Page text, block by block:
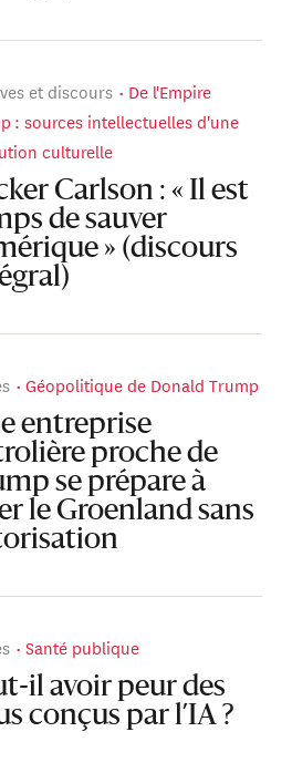
et discours
De l'Empire
: sources intellectuelles d'une
culturelle
Carlson : « Il est
de sauver
» (discours
Géopolitique de Donald Trump
entreprise
proche de
se prépare à
le Groenland sans
Santé publique
il avoir peur des
conçus par l’IA ?